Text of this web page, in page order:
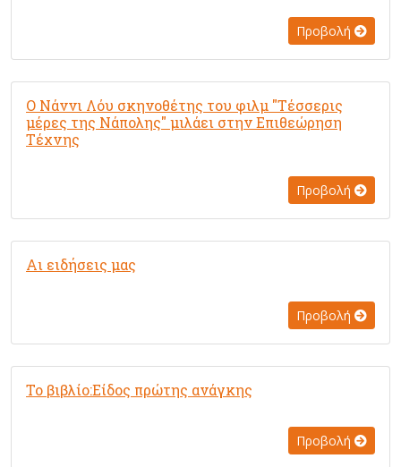
Προβολή
Ο Νάννι Λόυ σκηνοθέτης του φιλμ "Τέσσερις
μέρες της Νάπολης" μιλάει στην Επιθεώρηση
Τέχνης
Προβολή
Αι ειδήσεις μας
Προβολή
Το βιβλίο:Είδος πρώτης ανάγκης
Προβολή